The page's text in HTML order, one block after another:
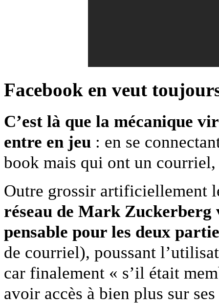
Face­book en veut
C’est là que la mécanique
entre en jeu : en se
book mais qui ont un cour­riel,
Outre grossir arti­fi­cielle­ment
réseau de Mark
pens­able pour les deux
de cour­riel), pous­sant
car finale­ment « s’il était
avoir accès à bien plus sur